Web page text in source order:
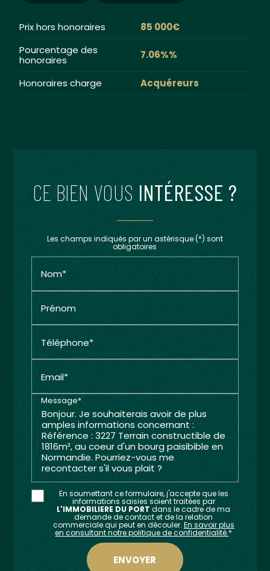
Prix hors honoraires
85 000€
Pourcentage des
honoraires
7.06%%
Honoraires charge Acquéreurs
CE BIEN VOUS INTÉRESSE ?
Les champs indiqués par un astérisque (*) sont
obligatoires
Nom*
Prénom
Téléphone*
Email*
Message*
En soumettant ce formulaire, j'accepte que les
informations saisies soient traitées par
L'IMMOBILIERE DU PORT dans le cadre de ma
demande de contact et de la relation
commerciale qui peut en découler. En savoir plus
en consultant notre politique de confidentialité.*